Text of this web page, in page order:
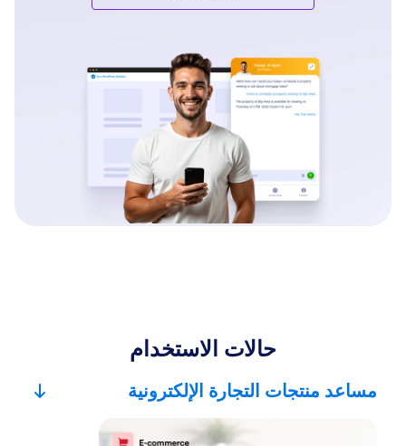
حالات الاستخدام
مساعد منتجات التجارة الإلكترونية